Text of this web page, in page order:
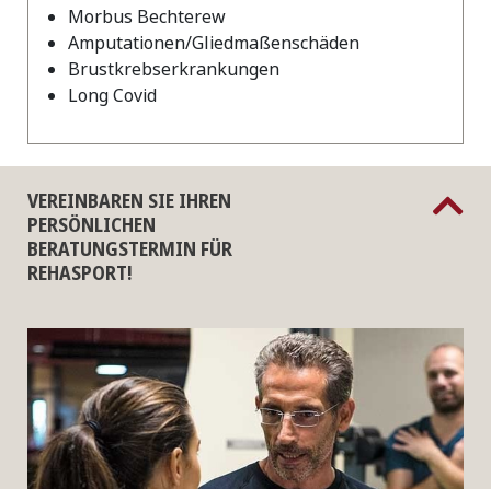
Morbus Bechterew
Amputationen/Gliedmaßenschäden
Brustkrebserkrankungen
Long Covid
VEREINBAREN SIE IHREN
PERSÖNLICHEN
BERATUNGSTERMIN FÜR
REHASPORT!